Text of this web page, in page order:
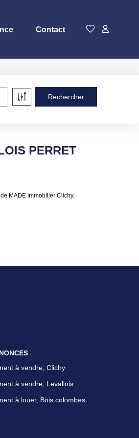
Contact
PERRET
MADE Immobilier Clichy.
à vendre, Clichy
à vendre, Levallois
à louer, Bois colombes